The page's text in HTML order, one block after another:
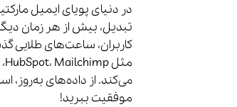
در دنیای پویای ایمیل
تبدیل، بیش از هر زمان
کاربران، ساعت‌های طلایی
می‌کند. از داده‌های به‌روز،
موفقیت ببرید!